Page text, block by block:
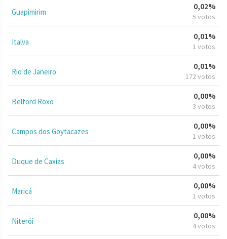
Guapimirim
0,02%
5 votos
Italva
0,01%
1 votos
Rio de Janeiro
0,01%
172 votos
Belford Roxo
0,00%
3 votos
Campos dos Goytacazes
0,00%
1 votos
Duque de Caxias
0,00%
4 votos
Maricá
0,00%
1 votos
Niterói
0,00%
4 votos